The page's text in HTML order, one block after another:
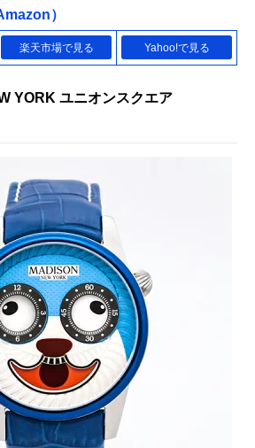
）
楽天市場で見る Yahoo!で見る
YORK ユニオンスクエア